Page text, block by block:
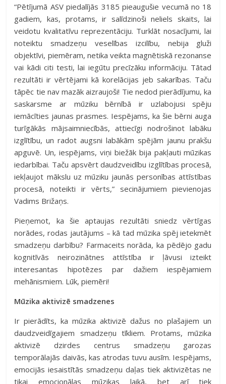
“Pētījumā ASV piedalījās 3185 pieaugušie vecumā no 18
gadiem, kas, protams, ir salīdzinoši neliels skaits, lai
veidotu kvalitatīvu reprezentāciju. Turklāt nosacījumi, lai
noteiktu smadzeņu veselības izcilību, nebija gluži
objektīvi, piemēram, netika veikta magnētiskā rezonanse
vai kādi citi testi, lai iegūtu precīzāku informāciju. Tātad
rezultāti ir vērtējami kā korelācijas jeb sakarības. Taču
tāpēc tie nav mazāk aizraujoši! Tie nedod pierādījumu, ka
saskarsme ar mūziku bērnībā ir uzlabojusi spēju
iemācīties jaunas prasmes. Iespējams, ka šie bērni auga
turīgākās mājsaimniecībās, attiecīgi nodrošinot labāku
izglītību, un radot augsni labākām spējām jaunu prakšu
apguvē. Un, iespējams, viņi biežāk bija pakļauti mūzikas
iedarbībai. Taču apsvērt daudzveidību izglītības procesā,
iekļaujot mākslu uz mūziku jaunās personības attīstības
procesā, noteikti ir vērts,” secinājumiem pievienojas
Vadims Brižaņs.
Pieņemot, ka šie aptaujas rezultāti sniedz vērtīgas
norādes, rodas jautājums – kā tad mūzika spēj ietekmēt
smadzeņu darbību? Farmaceits norāda, ka pēdējo gadu
kognitīvās neirozinātnes attīstība ir ļāvusi izteikt
interesantas hipotēzes par dažiem iespējamiem
mehānismiem. Lūk, piemēri!
Mūzika aktivizē smadzenes
Ir pierādīts, ka mūzika aktivizē dažus no plašajiem un
daudzveidīgajiem smadzeņu tīkliem. Protams, mūzika
aktivizē dzirdes centrus smadzeņu garozas
temporālajās daivās, kas atrodas tuvu ausīm. Iespējams,
emocijās iesaistītās smadzeņu daļas tiek aktivizētas ne
tikai emocionālas mūzikas laikā, bet arī tiek